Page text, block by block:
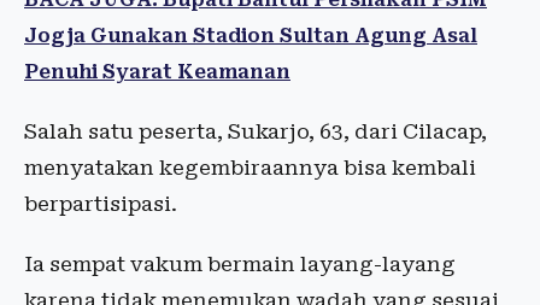
Jogja Gunakan Stadion Sultan Agung Asal
Penuhi Syarat Keamanan
Salah satu peserta, Sukarjo, 63, dari Cilacap,
menyatakan kegembiraannya bisa kembali
berpartisipasi.
Ia sempat vakum bermain layang-layang